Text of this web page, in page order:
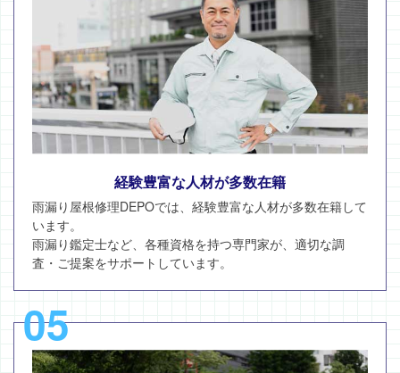
経験豊富な人材が多数在籍
雨漏り屋根修理DEPOでは、経験豊富な人材が多数在籍して
います。
雨漏り鑑定士など、各種資格を持つ専門家が、適切な調
査・ご提案をサポートしています。
05